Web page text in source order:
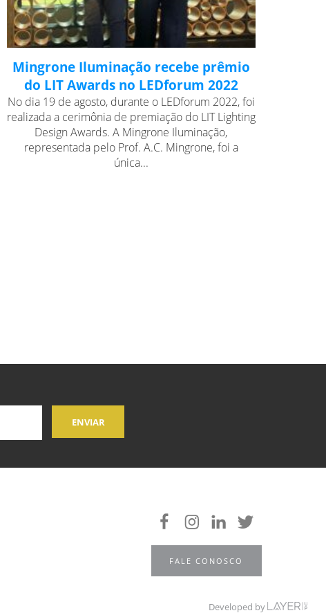
Mingrone Iluminação recebe prêmio
do LIT Awards no LEDforum 2022
No dia 19 de agosto, durante o LEDforum 2022, foi
realizada a cerimônia de premiação do LIT Lighting
Design Awards. A Mingrone Iluminação,
representada pelo Prof. A.C. Mingrone, foi a
única...
FALE CONOSCO
Developed by